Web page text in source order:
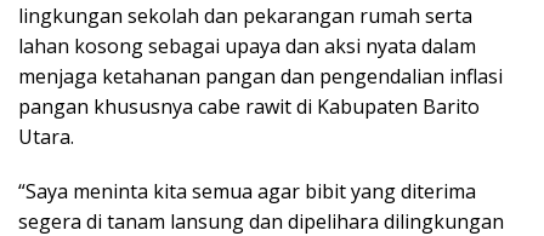
lingkungan sekolah dan pekarangan rumah serta
lahan kosong sebagai upaya dan aksi nyata dalam
menjaga ketahanan pangan dan pengendalian inflasi
pangan khususnya cabe rawit di Kabupaten Barito
Utara.
“Saya meninta kita semua agar bibit yang diterima
segera di tanam lansung dan dipelihara dilingkungan